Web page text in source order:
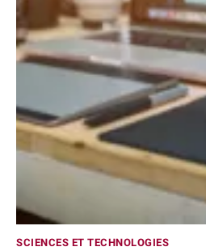
SCIENCES ET TECHNOLOGIES